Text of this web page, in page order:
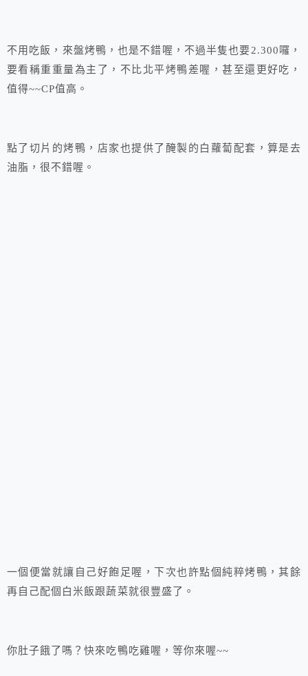
不用吃飯，來盤烤鴨，也是不錯喔，不過半隻也要2.300囉，
要看稱重重量為主了，不比北平烤鴨差喔，甚至還更好吃，
值得~~CP值高。
點了切片的烤鴨，店家也提供了醃製的白蘿蔔配套，算是去
油脂，很不錯喔。
一個便當就讓自己好飽足喔，下次也許點個純粹烤鴨，其餘
再自己配個白米飯跟蔬菜就很豐盛了。
你肚子餓了嗎？快來吃鴨吃雞喔，等你來喔~~